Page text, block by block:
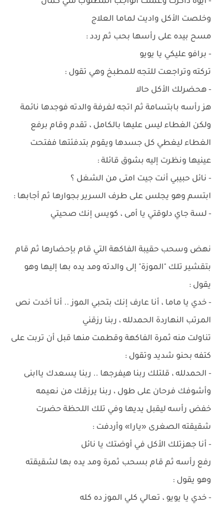
وخلصت الأكل واديت لماما العلاج
مسح بيده على رأسها بحب ثم ردد :
- برافو عليكي يا يويو
تركته وتراجعت للتجه للمطبخ وهي تقول :
- هحضرلك الأكل حالا
هز رأسه بابتسامة ثم اتجه لغرفة والدته فوجدها نائمة
ولكن الغطاء ليس عليها بالكامل ، تقدم وقام برفع
الغطاء ليغطي كل جسدها ويقوم بتدفئتها ففتحت
عينيها ونظرت إليه بشوق قائلة :
- نائل حبيبي أنت جيت امتى من الشغل ؟
ابتسم وهو يجلس على طرف السرير بجوارها ثم أجابها :
- لسة جاي دلوقتي يا أمى ، كويس إنك صحيتي
نهض وسحب حقيبة الفاكهة التي قام بإحضارها ثم قام
بتقشير تلك "الموزة" إلى والدته ومد يده بها إليها وهو
يقول :
- خدي يا ماما ، أنا عارف إنك بتحبي الموز .. أنا أخدت نص
المرتب النهاردة الحمدلله ، ربنا رزقني
تناولت منه ثمرة الفاكهة وقطمت منها قبل أن تربت على
كتفه بحنو شديد وتقول :
- الحمدلله ، قلتلك ربنا هيفرجها .. ربنا يسعدك ياابنى
وأشوفك فرحان على طول ، ربنا يرزقك من نعيمه
خفض رأسه ليقبل يديها وفي تلك اللحظة حضرت
شقيقته الصغرى «يارا» وأردفت :
- أنا جهزتلك الأكل في أوضتك يا نائل
رفع رأسه ثم قام بسحب ثمرة ومد يده بها لشقيقته
وهو يقول :
- خدي يا يويو ، تعالي كلي الموز ده كله